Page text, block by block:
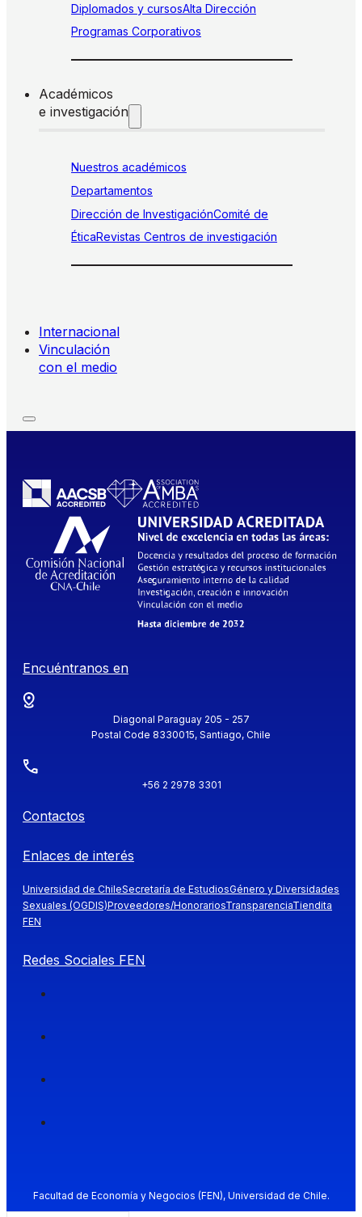
Diplomados y cursosAlta Dirección
Programas Corporativos
Académicos
e investigación
Nuestros académicos
Departamentos
Dirección de InvestigaciónComité de
ÉticaRevistas Centros de investigación
Internacional
Vinculación
con el medio
Encuéntranos en
Diagonal Paraguay 205 - 257
Postal Code 8330015, Santiago, Chile
+56 2 2978 3301
Contactos
Enlaces de interés
Universidad de ChileSecretaría de EstudiosGénero y Diversidades
Sexuales (OGDIS)Proveedores/HonorariosTransparenciaTiendita
FEN
Redes Sociales FEN
Facultad de Economía y Negocios (FEN), Universidad de Chile.